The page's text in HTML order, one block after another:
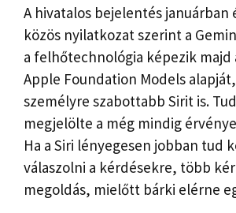
A hivatalos bejelentés januárban
közös nyilatkozat szerint a
a felhőtechnológia képezik majd
Apple Foundation Models
személyre szabottabb Sirit is.
megjelölte a még mindig
Ha a Siri lényegesen jobban tud
válaszolni a kérdésekre, több
megoldás, mielőtt bárki elérne